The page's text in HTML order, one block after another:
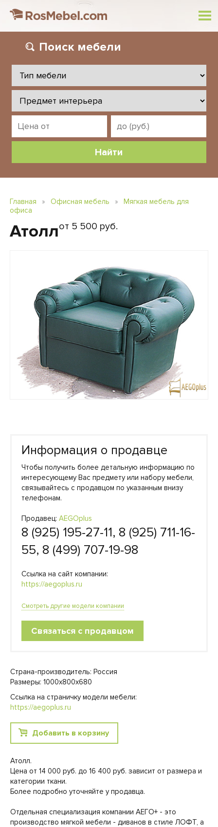
Поиск мебели
Главная » Офисная мебель »
Мягкая мебель для
офиса
Атоллот 5 500 руб.
Информация о продавце
Чтобы получить более детальную информацию по
интересующему Вас предмету или набору мебели,
связывайтесь с продавцом по указанным внизу
телефонам.
Продавец: AEGOplus
8 (925) 195-27-11, 8 (925) 711-16-
55, 8 (499) 707-19-98
Ссылка на сайт компании:
https://aegoplus.ru
Смотреть другие модели компании
Связаться с продавцом
Страна-производитель: Россия
Размеры: 1000х800х680
Ссылка на страничку модели мебели:
https://aegoplus.ru
Добавить в корзину
Атолл.
Цена от 14 000 руб. до 16 400 руб. зависит от размера и
категории ткани.
Более подробно уточняйте у продавца.
Отдельная специализация компании АЕГО+ - это
производство мягкой мебели - диванов в стиле ЛОФТ, а